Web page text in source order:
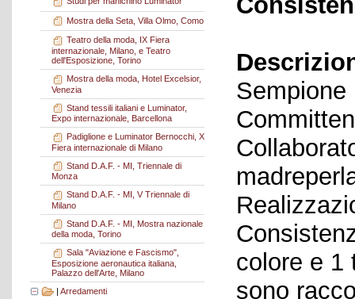
Mostra della Seta, Villa Olmo, Como
Teatro della moda, IX Fiera
internazionale, Milano, e Teatro
dell'Esposizione, Torino
Mostra della moda, Hotel Excelsior,
Venezia
Stand tessili italiani e Luminator,
Expo internazionale, Barcellona
Padiglione e Luminator Bernocchi, X
Fiera internazionale di Milano
Stand D.A.F. - MI, Triennale di
Monza
Stand D.A.F. - MI, V Triennale di
Milano
Stand D.A.F. - MI, Mostra nazionale
della moda, Torino
Sala "Aviazione e Fascismo",
Esposizione aeronautica italiana,
Palazzo dell'Arte, Milano
| Arredamenti
Sempione
colore e 1
sono